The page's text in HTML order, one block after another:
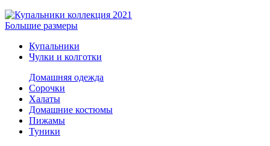
Большие размеры
Купальники
Чулки и колготки
Домашняя одежда
Сорочки
Халаты
Домашние костюмы
Пижамы
Туники